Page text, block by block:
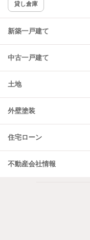
該当件数:
貸し倉庫
新築一戸建て
中古一戸建て
土地
外壁塗装
住宅ローン
不動産会社情報